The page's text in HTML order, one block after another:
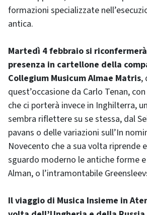
formazioni specializzate
antica.
Martedì 4 febbraio si
presenza in cartellone della
Collegium Musicum Almae Matris,
quest’occasione da Carlo Tenan,
che ci porterà invece in Inghilterra,
sembra riflettere su se stessa, dal
pavans o delle variazioni sull’In
Novecento che a sua volta riprende
sguardo moderno le antiche forme
Alman, o l’intramontabile
Il viaggio di Musica Insieme in